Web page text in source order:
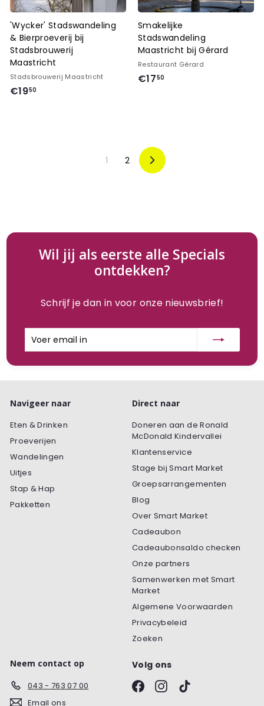
'Wycker' Stadswandeling
& Bierproeverij bij
Stadsbrouwerij
Maastricht
Stadsbrouwerij Maastricht
€1950
Smakelijke
Stadswandeling
Maastricht bij Gérard
Restaurant Gérard
€1750
1 2
V
o
e
Wil jij als eerste alle Specials
ontdekken?
Schrijf je dan in voor onze nieuwsbrief!
Navigeer naar
Eten & Drinken
Proeverijen
Wandelingen
Uitjes
Stap & Hap
Pakketten
Direct naar
Doneren aan de Ronald
McDonald Kindervallei
Klantenservice
Stage bij Smart Market
Groepsarrangementen
Blog
Over Smart Market
Cadeaubon
Cadeaubonsaldo checken
Onze partners
Samenwerken met Smart
Market
Algemene Voorwaarden
Privacybeleid
Zoeken
Neem contact op
043 - 763 07 00
Email ons
Volg ons
FacebookInstagram
TikTok